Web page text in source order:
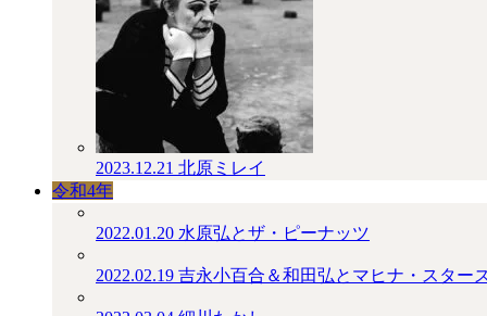
2023.12.21 北原ミレイ
令和4年
2022.01.20 水原弘とザ・ピーナッツ
2022.02.19 吉永小百合＆和田弘とマヒナ・スター